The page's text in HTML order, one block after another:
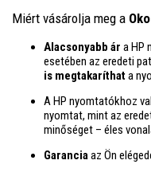
Miért vásárolja meg a
Alacsonyabb ár a HP
esetében az eredeti
is megtakaríthata
A HP nyomtatókhoz
nyomtat, mint az
minőséget – éles
Garanciaaz Ön